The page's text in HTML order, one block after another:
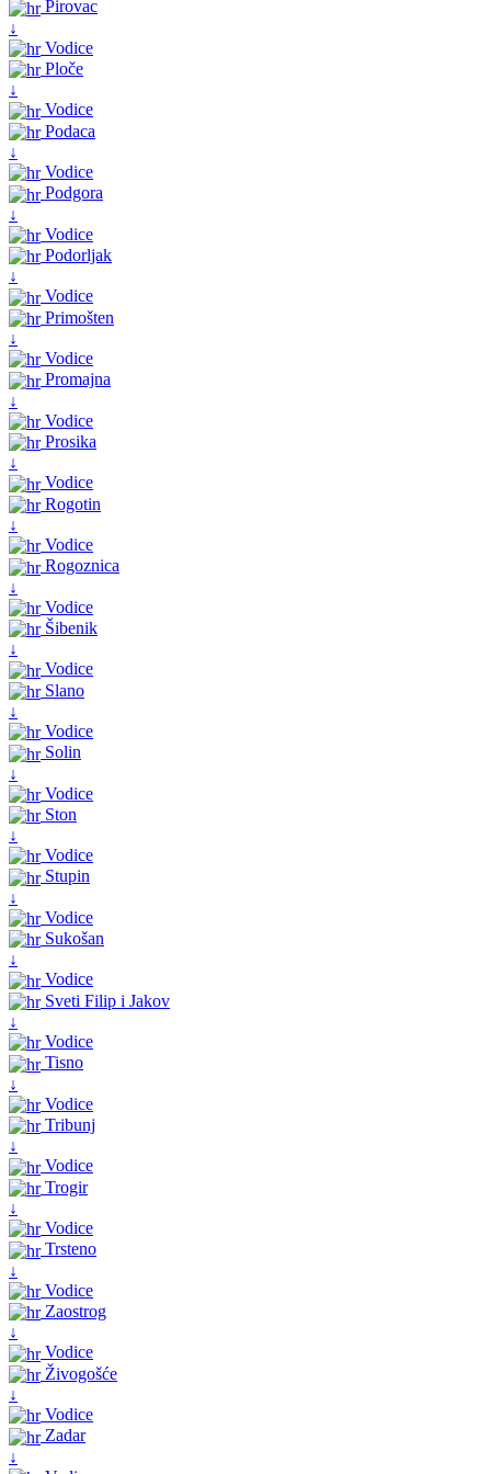
Pirovac
↓
Vodice
Ploče
↓
Vodice
Podaca
↓
Vodice
Podgora
↓
Vodice
Podorljak
↓
Vodice
Primošten
↓
Vodice
Promajna
↓
Vodice
Prosika
↓
Vodice
Rogotin
↓
Vodice
Rogoznica
↓
Vodice
Šibenik
↓
Vodice
Slano
↓
Vodice
Solin
↓
Vodice
Ston
↓
Vodice
Stupin
↓
Vodice
Sukošan
↓
Vodice
Sveti Filip i Jakov
↓
Vodice
Tisno
↓
Vodice
Tribunj
↓
Vodice
Trogir
↓
Vodice
Trsteno
↓
Vodice
Zaostrog
↓
Vodice
Živogošće
↓
Vodice
Zadar
↓